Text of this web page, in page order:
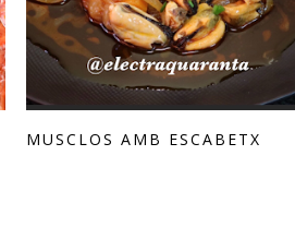
MUSCLOS AMB ESCABETX